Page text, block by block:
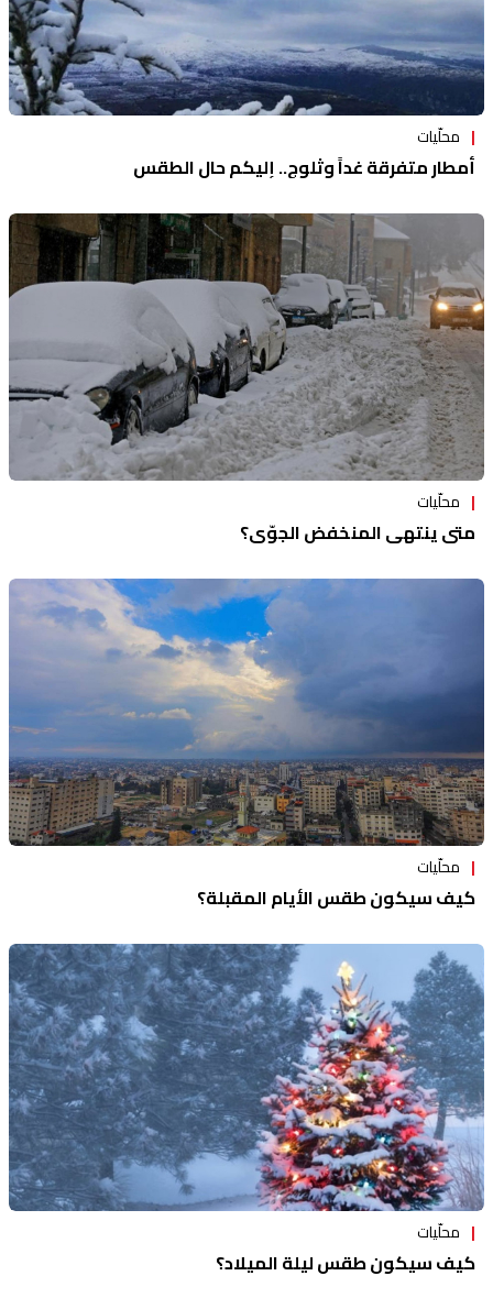
محلّيات
أمطار متفرقة غداً وثلوج.. إليكم حال الطقس
محلّيات
متى ينتهي المنخفض الجوّي؟
محلّيات
كيف سيكون طقس الأيام المقبلة؟
محلّيات
كيف سيكون طقس ليلة الميلاد؟